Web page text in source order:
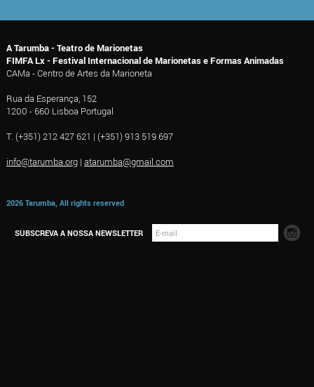
A Tarumba - Teatro de Marionetas
FIMFA Lx - Festival Internacional de Marionetas e Formas Animadas
CAMa - Centro de Artes da Marioneta
Rua da Esperança, 152
1200 - 660 Lisboa Portugal
T. (+351) 212 427 621 | (+351) 913 519 697
info@tarumba.org| atarumba@gmail.com
2026 Tarumba, All rights reserved
SUBSCREVA A NOSSA NEWSLETTER